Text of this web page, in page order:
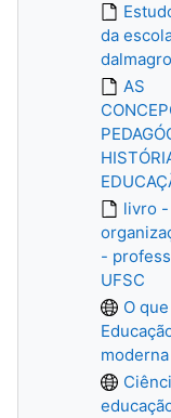
da
AS
livro -
-
UFSC
O